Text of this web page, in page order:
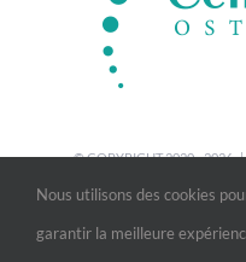
© COPYRIGHT 2020 -2026 |
Nous utilisons des cookies
garantir la meilleure